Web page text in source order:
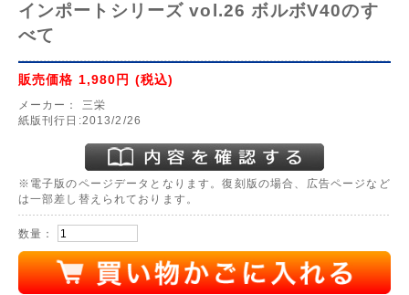
インポートシリーズ vol.26 ボルボV40のす
べて
販売価格 1,980円 (税込)
メーカー：
三栄
紙版刊行日:2013/2/26
※電子版のページデータとなります。復刻版の場合、広告ページなど
は一部差し替えられております。
数量：